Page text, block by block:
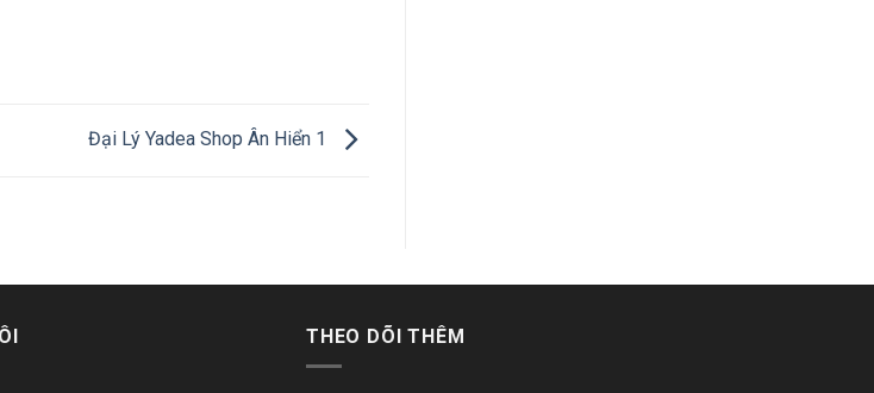
Đại Lý Yadea Shop Ân Hiển 1
THEO DÕI THÊM